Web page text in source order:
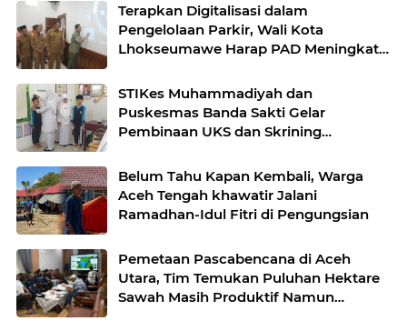
Terapkan Digitalisasi dalam
Pengelolaan Parkir, Wali Kota
Lhokseumawe Harap PAD Meningkat
STIKes Muhammadiyah dan
Puskesmas Banda Sakti Gelar
Pembinaan UKS dan Skrining
Lhokseumawe
Belum Tahu Kapan Kembali, Warga
Aceh Tengah khawatir Jalani
Ramadhan-Idul Fitri di Pengungsian
Pemetaan Pascabencana di Aceh
Utara, Tim Temukan Puluhan Hektare
Sawah Masih Produktif Namun